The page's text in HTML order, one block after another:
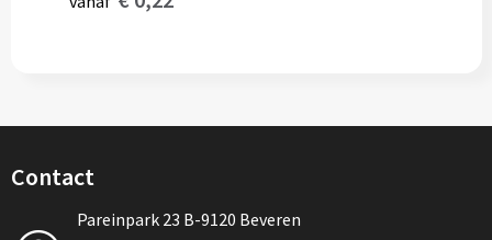
Contact
Pareinpark 23 B-9120 Beveren